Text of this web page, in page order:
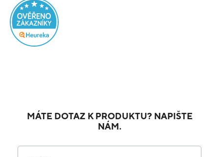
MÁTE DOTAZ K PRODUKTU? NAPIŠTE
NÁM.